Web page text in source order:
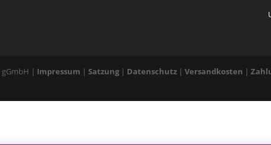
gGmbH | Impressum |Satzung | Datenschutz |Versandkosten |